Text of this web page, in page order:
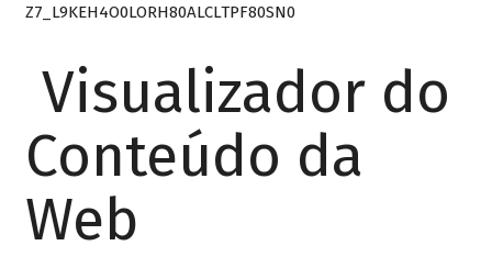
Z7_L9KEH4O0LORH80ALCLTPF80SN0
Visualizador do
Conteúdo da
Web